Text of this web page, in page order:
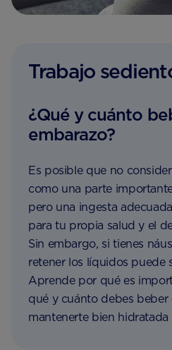
Trabajo
¿Qué y cuánto
embarazo?
Es posible que no
como una parte
pero una ingesta
para tu propia salud y el
Sin embargo, si tienes
retener los líquidos puede
Aprende por qué es
qué y cuánto debes beber
mantenerte bien